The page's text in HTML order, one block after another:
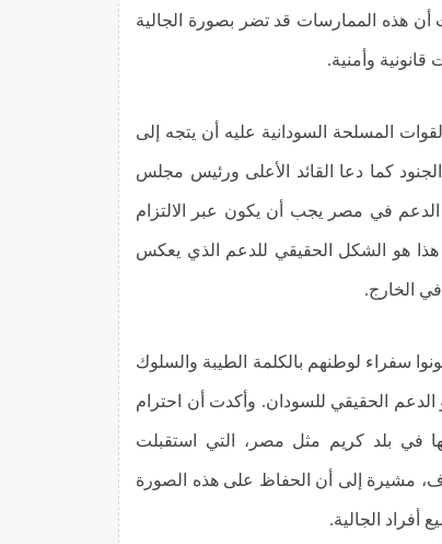
أن هذه الممارسات قد تضر بصورة الجالية
وأمنية.
المسلحة السودانية عليه أن يتجه إلى
كما دعا القائد الأعلى ورئيس مجلس
في مصر يجب أن يكون عبر الالتزام
هذا هو الشكل الحقيقي للدعم الذي يعكس
الخارج.
سفراء لوطنهم بالكلمة الطيبة والسلوك
الدعم الحقيقي للسودان. وأكدت أن احترام
في بلد كريم مثل مصر، التي استقبلت
مشيرة إلى أن الحفاظ على هذه الصورة
أفراد الجالية.